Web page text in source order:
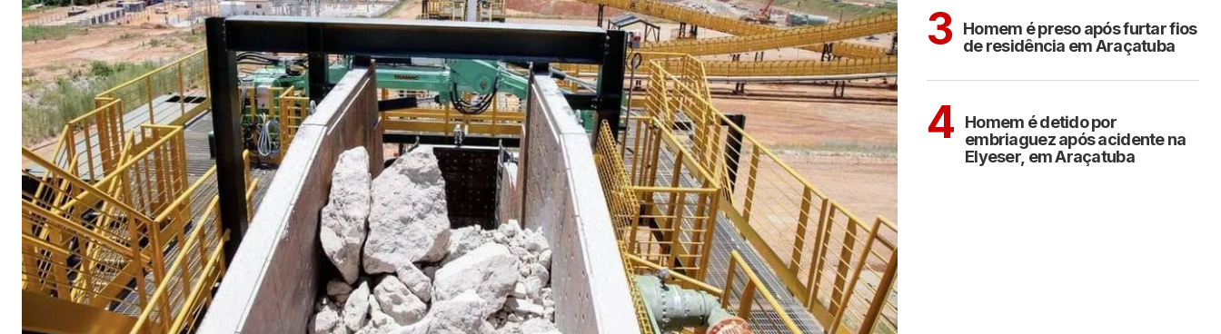
3 Homem é preso após furtar fios
de residência em Araçatuba
4
Homem é detido por
embriaguez após acidente na
Elyeser, em Araçatuba